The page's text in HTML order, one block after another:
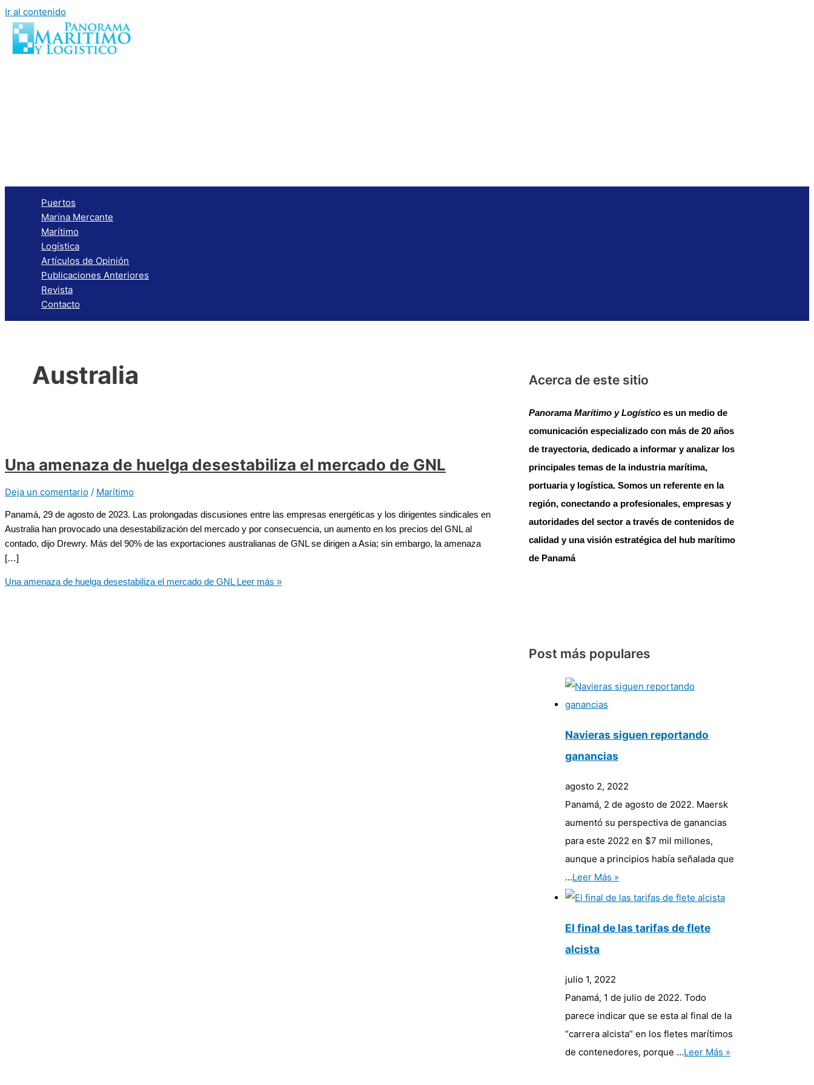
Ir al contenido
Puertos
Marina Mercante
Marítimo
Logística
Artículos de Opinión
Publicaciones Anteriores
Revista
Contacto
Australia
Una amenaza de huelga desestabiliza el mercado de GNL
Deja un comentario / Marítimo
Panamá, 29 de agosto de 2023. Las prolongadas discusiones entre las empresas energéticas y los dirigentes sindicales en
Australia han provocado una desestabilización del mercado y por consecuencia, un aumento en los precios del GNL al
contado, dijo Drewry. Más del 90% de las exportaciones australianas de GNL se dirigen a Asia; sin embargo, la amenaza
[…]
Una amenaza de huelga desestabiliza el mercado de GNLLeer más »
Acerca de este sitio
Panorama Marítimo y Logístico es un medio de
comunicación especializado con más de 20 años
de trayectoria, dedicado a informar y analizar los
principales temas de la industria marítima,
portuaria y logística. Somos un referente en la
región, conectando a profesionales, empresas y
autoridades del sector a través de contenidos de
calidad y una visión estratégica del hub marítimo
de Panamá
Post más populares
Navieras siguen reportando
ganancias
agosto 2, 2022
Panamá, 2 de agosto de 2022. Maersk
aumentó su perspectiva de ganancias
para este 2022 en $7 mil millones,
aunque a principios había señalada que
…Leer Más »
El final de las tarifas de flete
alcista
julio 1, 2022
Panamá, 1 de julio de 2022. Todo
parece indicar que se esta al final de la
“carrera alcista” en los fletes marítimos
de contenedores, porque …Leer Más »